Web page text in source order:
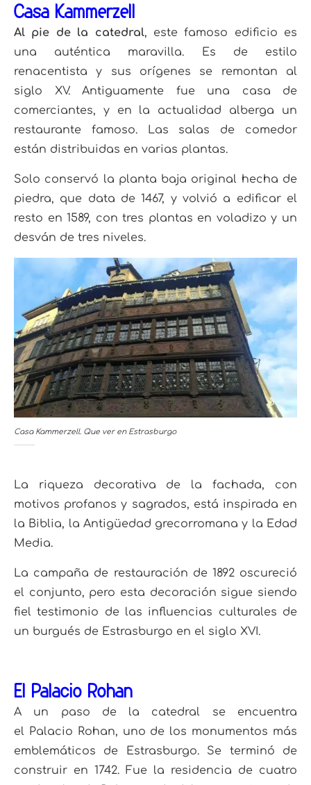
Casa Kammerzell
Al pie de la catedral, este famoso edificio es
una auténtica maravilla. Es de estilo
renacentista y sus orígenes se remontan al
siglo XV. Antiguamente fue una casa de
comerciantes, y en la actualidad alberga un
restaurante famoso. Las salas de comedor
están distribuidas en varias plantas.
Solo conservó la planta baja original hecha de
piedra, que data de 1467, y volvió a edificar el
resto en 1589, con tres plantas en voladizo y un
desván de tres niveles.
Casa Kammerzell. Que ver en Estrasburgo
La riqueza decorativa de la fachada, con
motivos profanos y sagrados, está inspirada en
la Biblia, la Antigüedad grecorromana y la Edad
Media.
La campaña de restauración de 1892 oscureció
el conjunto, pero esta decoración sigue siendo
fiel testimonio de las influencias culturales de
un burgués de Estrasburgo en el siglo XVI.
El Palacio Rohan
A un paso de la catedral se encuentra
el Palacio Rohan, uno de los monumentos más
emblemáticos de Estrasburgo. Se terminó de
construir en 1742. Fue la residencia de cuatro